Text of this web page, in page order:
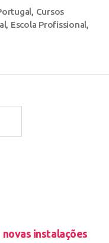
, Cursos
, Escola Profissional,
instalações